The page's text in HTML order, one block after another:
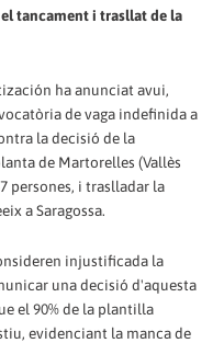
tancament i trasllat de la
ha anunciat avui,
de vaga indefinida a
la decisió de la
de Martorelles (Vallès
persones, i traslladar la
a Saragossa.
injustificada la
una decisió d'aquesta
el 90% de la plantilla
evidenciant la manca de